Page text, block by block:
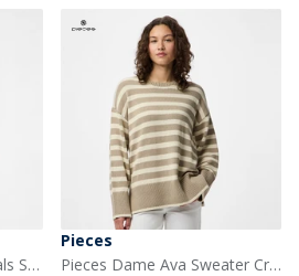
Pieces Dame Crista O Hals Strikket Sweater Fossil
Pieces
Pieces Dame Ava Sweater Crockery